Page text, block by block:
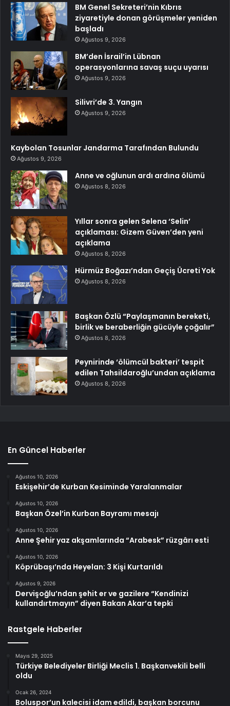
BM Genel Sekreteri’nin Kıbrıs
ziyaretiyle donan görüşmeler yeniden
başladı
Ağustos 9, 2026
BM’den İsrail’in Lübnan
operasyonlarına savaş suçu uyarısı
Ağustos 9, 2026
Silivri’de 3. Yangın
Ağustos 9, 2026
Kaybolan Tosunlar Jandarma Tarafından Bulundu
Ağustos 9, 2026
Anne ve oğlunun ardı ardına ölümü
Ağustos 8, 2026
Yıllar sonra gelen Selena ‘Selin’
açıklaması: Gizem Güven’den yeni
açıklama
Ağustos 8, 2026
Hürmüz Boğazı’ndan Geçiş Ücreti Yok
Ağustos 8, 2026
Başkan Özlü “Paylaşmanın bereketi,
birlik ve beraberliğin gücüyle çoğalır”
Ağustos 8, 2026
Peynirinde ‘ölümcül bakteri’ tespit
edilen Tahsildaroğlu’undan açıklama
Ağustos 8, 2026
En Güncel Haberler
Ağustos 10, 2026
Eskişehir’de Kurban Kesiminde Yaralanmalar
Ağustos 10, 2026
Başkan Özel’in Kurban Bayramı mesajı
Ağustos 10, 2026
Anne Şehir yaz akşamlarında “Arabesk” rüzgârı esti
Ağustos 10, 2026
Köprübaşı’nda Heyelan: 3 Kişi Kurtarıldı
Ağustos 9, 2026
Dervişoğlu’ndan şehit er ve gazilere “Kendinizi
kullandırtmayın” diyen Bakan Akar’a tepki
Rastgele Haberler
Mayıs 29, 2025
Türkiye Belediyeler Birliği Meclis 1. Başkanvekili belli
oldu
Ocak 26, 2024
Boluspor’un kalecisi idam edildi, başkan borcunu